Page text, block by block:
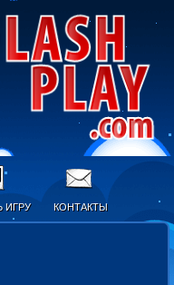
ИГРУ КОНТАКТЫ